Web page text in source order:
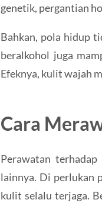
genetik, pergantian
Bahkan, pola hidup
beralkohol juga
Efeknya, kulit wajah
Cara
Perawatan
lainnya. Di perlukan
kulit selalu terjaga.